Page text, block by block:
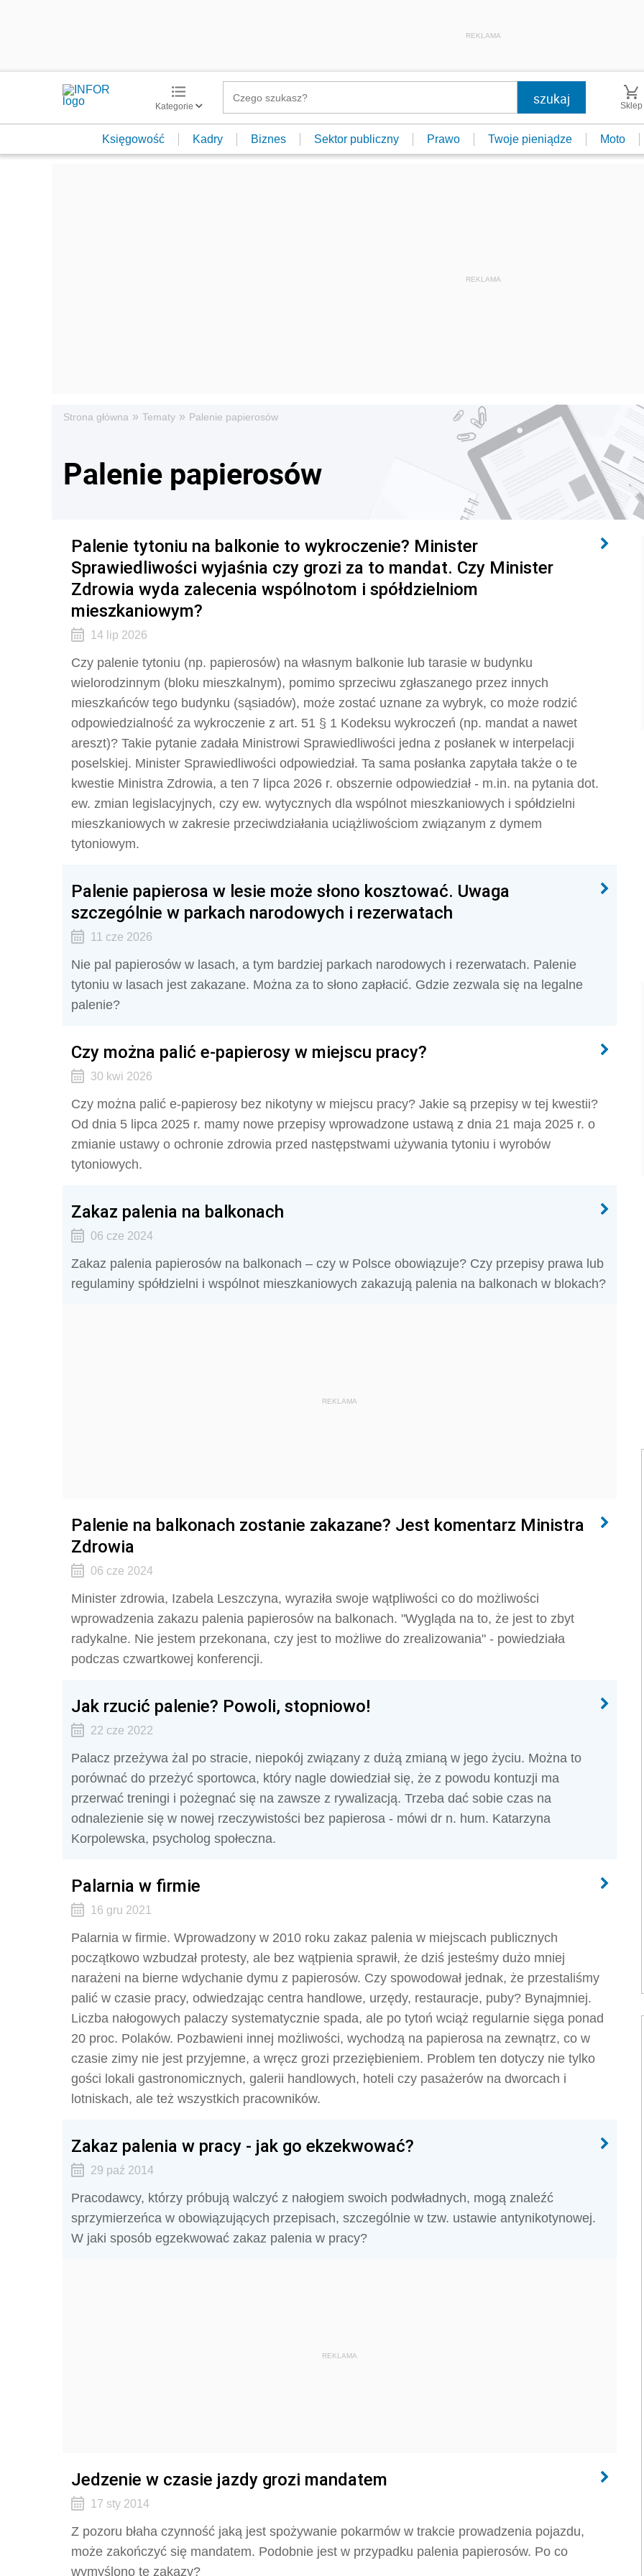
REKLAMA
Kategorie Sklep
Księgowość Kadry Biznes Sektor publiczny Prawo Twoje pieniądze Moto
Strona główna » Tematy » Palenie papierosów
Palenie papierosów
Palenie tytoniu na balkonie to wykroczenie? Minister
Sprawiedliwości wyjaśnia czy grozi za to mandat. Czy Minister
Zdrowia wyda zalecenia wspólnotom i spółdzielniom
mieszkaniowym?
14 lip 2026
Czy palenie tytoniu (np. papierosów) na własnym balkonie lub tarasie w budynku
wielorodzinnym (bloku mieszkalnym), pomimo sprzeciwu zgłaszanego przez innych
mieszkańców tego budynku (sąsiadów), może zostać uznane za wybryk, co może rodzić
odpowiedzialność za wykroczenie z art. 51 § 1 Kodeksu wykroczeń (np. mandat a nawet
areszt)? Takie pytanie zadała Ministrowi Sprawiedliwości jedna z posłanek w interpelacji
poselskiej. Minister Sprawiedliwości odpowiedział. Ta sama posłanka zapytała także o te
kwestie Ministra Zdrowia, a ten 7 lipca 2026 r. obszernie odpowiedział - m.in. na pytania dot.
ew. zmian legislacyjnych, czy ew. wytycznych dla wspólnot mieszkaniowych i spółdzielni
mieszkaniowych w zakresie przeciwdziałania uciążliwościom związanym z dymem
tytoniowym.
Palenie papierosa w lesie może słono kosztować. Uwaga
szczególnie w parkach narodowych i rezerwatach
11 cze 2026
Nie pal papierosów w lasach, a tym bardziej parkach narodowych i rezerwatach. Palenie
tytoniu w lasach jest zakazane. Można za to słono zapłacić. Gdzie zezwala się na legalne
palenie?
Czy można palić e-papierosy w miejscu pracy?
30 kwi 2026
Czy można palić e-papierosy bez nikotyny w miejscu pracy? Jakie są przepisy w tej kwestii?
Od dnia 5 lipca 2025 r. mamy nowe przepisy wprowadzone ustawą z dnia 21 maja 2025 r. o
zmianie ustawy o ochronie zdrowia przed następstwami używania tytoniu i wyrobów
tytoniowych.
Zakaz palenia na balkonach
06 cze 2024
Zakaz palenia papierosów na balkonach – czy w Polsce obowiązuje? Czy przepisy prawa lub
regulaminy spółdzielni i wspólnot mieszkaniowych zakazują palenia na balkonach w blokach?
REKLAMA
Palenie na balkonach zostanie zakazane? Jest komentarz Ministra
Zdrowia
06 cze 2024
Minister zdrowia, Izabela Leszczyna, wyraziła swoje wątpliwości co do możliwości
wprowadzenia zakazu palenia papierosów na balkonach. "Wygląda na to, że jest to zbyt
radykalne. Nie jestem przekonana, czy jest to możliwe do zrealizowania" - powiedziała
podczas czwartkowej konferencji.
Jak rzucić palenie? Powoli, stopniowo!
22 cze 2022
Palacz przeżywa żal po stracie, niepokój związany z dużą zmianą w jego życiu. Można to
porównać do przeżyć sportowca, który nagle dowiedział się, że z powodu kontuzji ma
przerwać treningi i pożegnać się na zawsze z rywalizacją. Trzeba dać sobie czas na
odnalezienie się w nowej rzeczywistości bez papierosa - mówi dr n. hum. Katarzyna
Korpolewska, psycholog społeczna.
Palarnia w firmie
16 gru 2021
Palarnia w firmie. Wprowadzony w 2010 roku zakaz palenia w miejscach publicznych
początkowo wzbudzał protesty, ale bez wątpienia sprawił, że dziś jesteśmy dużo mniej
narażeni na bierne wdychanie dymu z papierosów. Czy spowodował jednak, że przestaliśmy
palić w czasie pracy, odwiedzając centra handlowe, urzędy, restauracje, puby? Bynajmniej.
Liczba nałogowych palaczy systematycznie spada, ale po tytoń wciąż regularnie sięga ponad
20 proc. Polaków. Pozbawieni innej możliwości, wychodzą na papierosa na zewnątrz, co w
czasie zimy nie jest przyjemne, a wręcz grozi przeziębieniem. Problem ten dotyczy nie tylko
gości lokali gastronomicznych, galerii handlowych, hoteli czy pasażerów na dworcach i
lotniskach, ale też wszystkich pracowników.
Zakaz palenia w pracy - jak go ekzekwować?
29 paź 2014
Pracodawcy, którzy próbują walczyć z nałogiem swoich podwładnych, mogą znaleźć
sprzymierzeńca w obowiązujących przepisach, szczególnie w tzw. ustawie antynikotynowej.
W jaki sposób egzekwować zakaz palenia w pracy?
REKLAMA
Jedzenie w czasie jazdy grozi mandatem
17 sty 2014
Z pozoru błaha czynność jaką jest spożywanie pokarmów w trakcie prowadzenia pojazdu,
może zakończyć się mandatem. Podobnie jest w przypadku palenia papierosów. Po co
wymyślono te zakazy?